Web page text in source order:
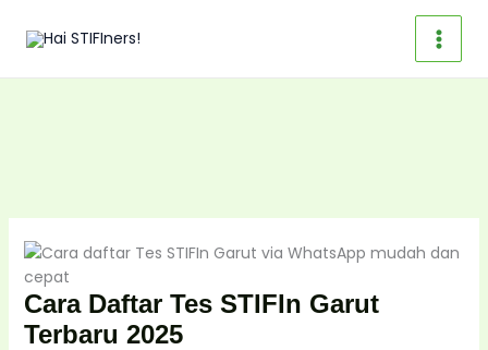
Cara Daftar Tes STIFIn Garut
Terbaru 2025